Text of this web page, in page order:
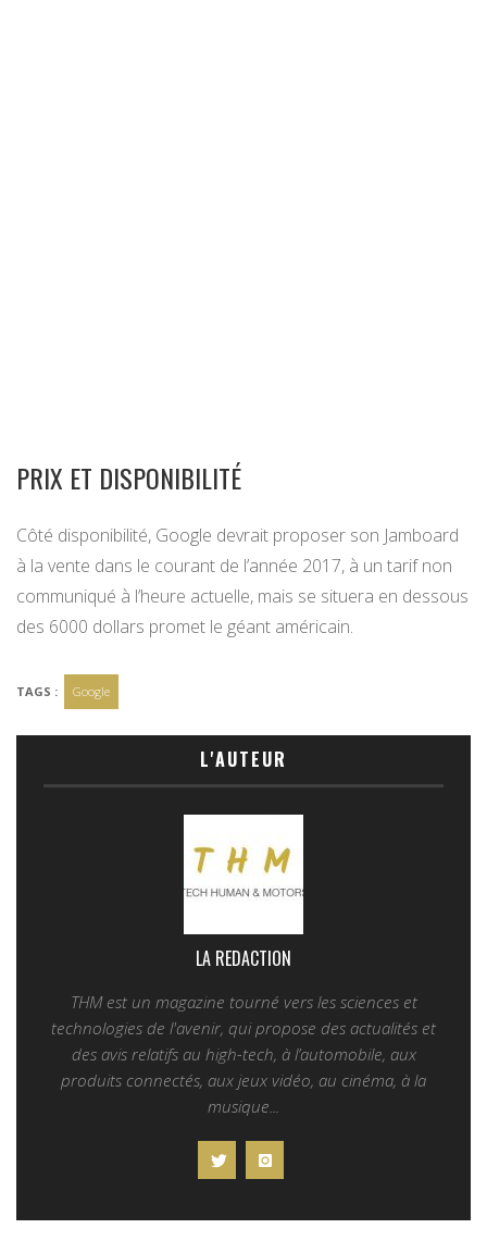
PRIX ET DISPONIBILITÉ
Côté disponibilité, Google devrait proposer son Jamboard
à la vente dans le courant de l’année 2017, à un tarif non
communiqué à l’heure actuelle, mais se situera en dessous
des 6000 dollars promet le géant américain.
TAGS : Google
L'AUTEUR
LA REDACTION
THM est un magazine tourné vers les sciences et
technologies de l'avenir, qui propose des actualités et
des avis relatifs au high-tech, à l’automobile, aux
produits connectés, aux jeux vidéo, au cinéma, à la
musique...